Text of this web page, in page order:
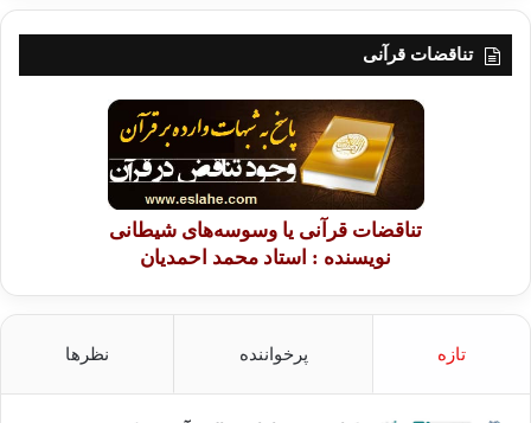
تناقضات قرآنی
تناقضات قرآنی یا وسوسه‌های شیطانی
نویسنده : استاد محمد احمدیان
تازه پرخواننده نظرها